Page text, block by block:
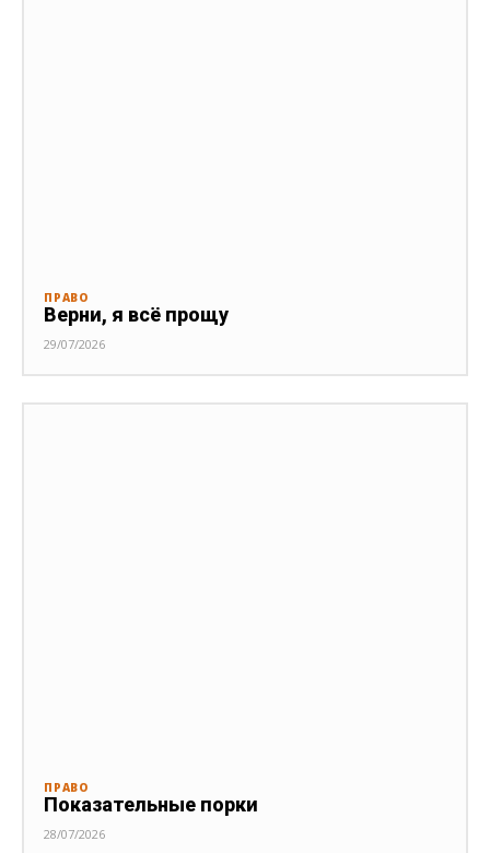
ПРАВО
Верни, я всё прощу
29/07/2026
ПРАВО
Показательные порки
28/07/2026